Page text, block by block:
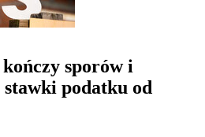
kończy sporów i
podatku od